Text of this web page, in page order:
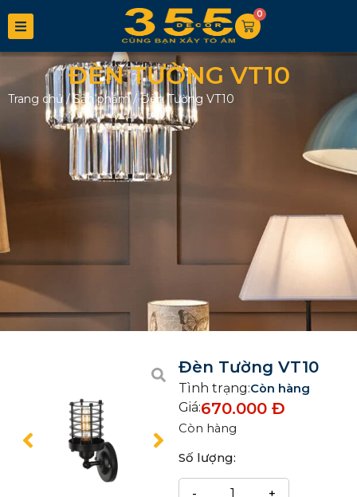
0
ĐÈN TƯỜNG VT10
Trang chủ/Sản phẩm/Đèn Tường VT10
Đèn Tường VT10
Tình trạng:Còn hàng
Giá:670.000 Đ
Còn hàng
Số lượng: